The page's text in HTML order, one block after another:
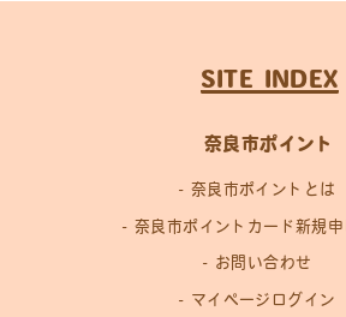
SITE INDEX
奈良市ポイント
奈良市ポイントとは
奈良市ポイントカード新規
お問い合わせ
マイページログイン